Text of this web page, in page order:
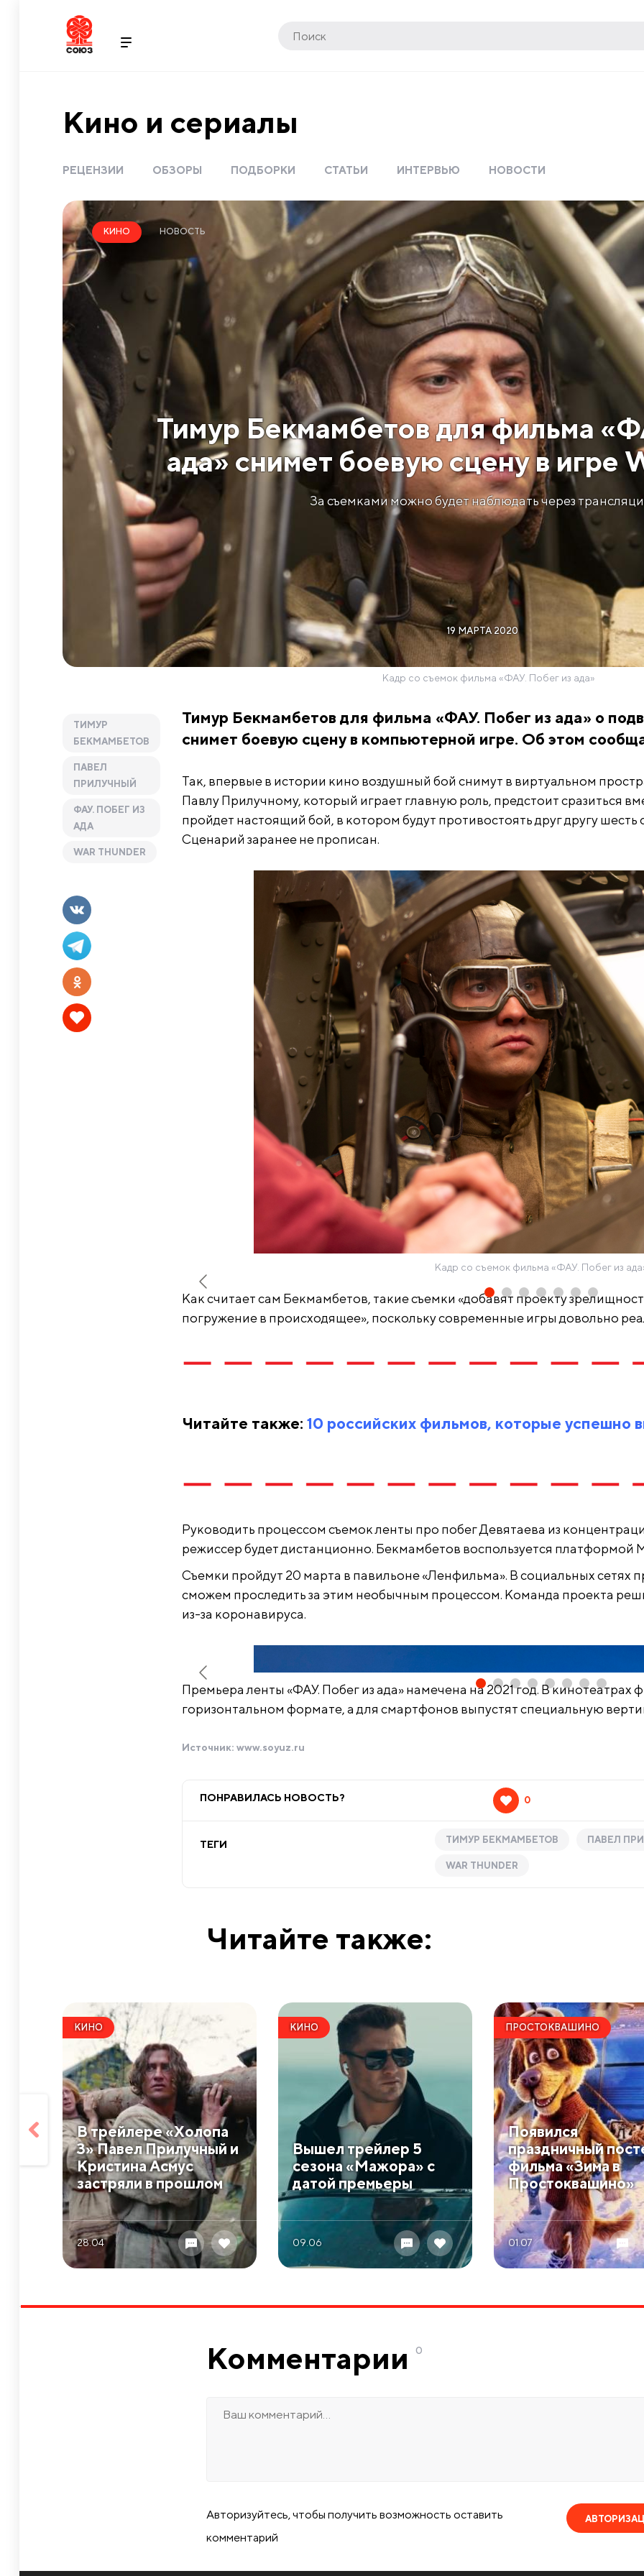
Кино и сериалы
РЕЦЕНЗИИ ОБЗОРЫ ПОДБОРКИ СТАТЬИ ИНТЕРВЬЮ НОВОСТИ
Тимур Бекмамбетов для фильма
ада» снимет боевую сцену в игре
За съемками можно будет наблюдать через
КИНО НОВОСТЬ
19 МАРТА 2020
Кадр со съемок фильма «ФАУ. Побег из ада»
ТИМУР
БЕКМАМБЕТОВ
ПАВЕЛ
ПРИЛУЧНЫЙ
ФАУ. ПОБЕГ ИЗ
АДА
WAR THUNDER
Тимур Бекмамбетов для фильма «ФАУ. Побег из ада» о
снимет боевую сцену в компьютерной игре. Об этом
Так, впервые в истории кино воздушный бой снимут в виртуальном
Павлу Прилучному, который играет главную роль, предстоит сразиться
пройдет настоящий бой, в котором будут противостоять друг другу
Сценарий заранее не прописан.
Кадр со съемок фильма «ФАУ. Побег из
Как считает сам Бекмамбетов, такие съемки «добавят проекту
погружение в происходящее», поскольку современные игры довольно
Читайте также: 10 российских фильмов, которые успешно
Руководить процессом съемок ленты про побег Девятаева из
режиссер будет дистанционно. Бекмамбетов воспользуется платформой
Съемки пройдут 20 марта в павильоне «Ленфильма». В социальных сетях
сможем проследить за этим необычным процессом. Команда проекта
из-за коронавируса.
Кадр со съемок фильма «ФАУ. Побег из
Премьера ленты «ФАУ. Побег из ада» намечена на 2021 год. В кинотеатрах
горизонтальном формате, а для смартфонов выпустят специальную
Источник: www.soyuz.ru
ПОНРАВИЛАСЬ НОВОСТЬ? 0
ТЕГИ ТИМУР БЕКМАМБЕТОВ ПАВЕЛ
WAR THUNDER
Читайте также:
КИНО
В трейлере «Холопа
3» Павел Прилучный и
Кристина Асмус
застряли в прошлом
28.04
КИНО
Вышел трейлер 5
сезона «Мажора» с
датой премьеры
09.06
ПРОСТОКВАШИНО
Появился
праздничный
фильма «Зима в
Простоквашино»
01.07
Комментарии 0
Авторизуйтесь, чтобы получить возможность оставить
комментарий